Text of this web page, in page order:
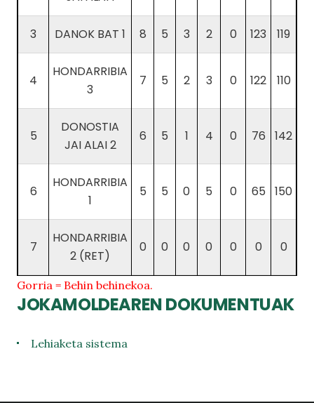
3 DANOK BAT 1 8 5 3 2 0 123 119
4
HONDARRIBIA
3
7 5 2 3 0 122 110
5
DONOSTIA
JAI ALAI 2
6 5 1 4 0 76 142
6
HONDARRIBIA
1
5 5 0 5 0 65 150
7
HONDARRIBIA
2 (RET)
0 0 0 0 0 0 0
Gorria = Behin behinekoa.
JOKAMOLDEAREN DOKUMENTUAK
Lehiaketa sistema